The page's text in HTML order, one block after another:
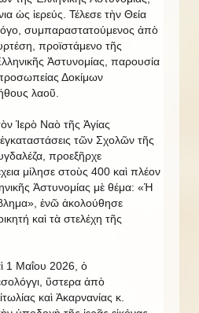
ὡς ἱερεύς. Τέλεσε τὴν Θεία
λόγο, συμπαραστατούμενος ἀπὸ
προϊστάμενο τῆς
Ἀστυνομίας, παρουσία
Δοκίμων
λαοῦ.
Ἱερὸ Ναὸ τῆς Ἁγίας
τῶν Σχολῶν τῆς
προεξῆρχε
μίλησε στοὺς 400 καὶ πλέον
Ἀστυνομίας μὲ θέμα: «Ἡ
ἐνῶ ἀκολούθησε
καὶ τὰ στελέχη τῆς
1 Μαΐου 2026, ὁ
ὕστερα ἀπὸ
καὶ Ἀκαρνανίας κ.